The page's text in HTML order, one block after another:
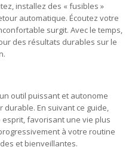
installez des « fusibles »
automatique. Écoutez votre
surgit. Avec le temps,
des résultats durables sur le
outil puissant et autonome
En suivant ce guide,
favorisant une vie plus
à votre routine
et bienveillantes.